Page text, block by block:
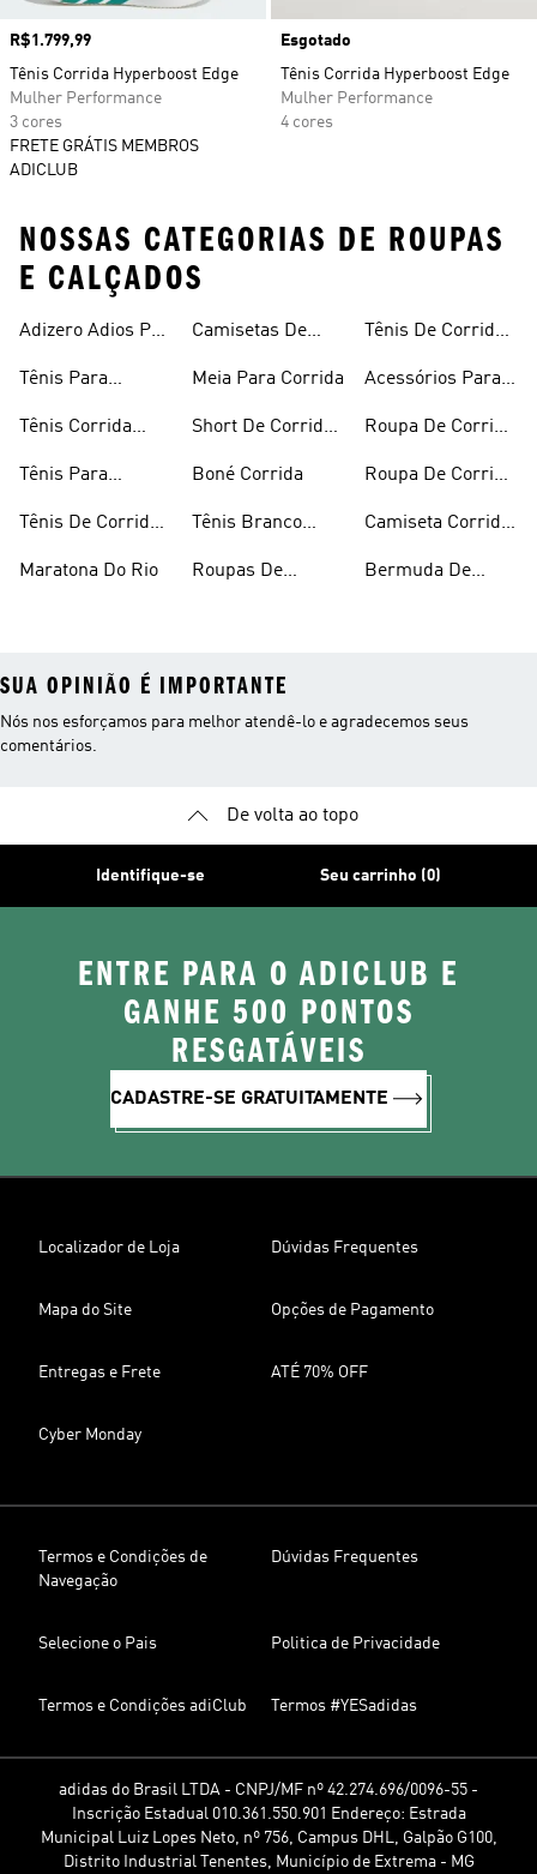
Preço
R$1.799,99
Tênis Corrida Hyperboost Edge
Mulher Performance
3 cores
FRETE GRÁTIS MEMBROS
ADICLUB
Esgotado
Tênis Corrida Hyperboost Edge
Mulher Performance
4 cores
NOSSAS CATEGORIAS DE ROUPAS
E CALÇADOS
Adizero Adios Pro
Tênis Para
Tênis Corrida
Tênis Para
Tênis De Corrida
Maratona Do Rio
Camisetas De
Meia Para Corrida
Short De Corrida
Boné Corrida
Tênis Branco
Roupas De
Tênis De Corrida
Acessórios Para
Roupa De Corrida
Roupa De Corrida
Camiseta Corrida
Bermuda De
SUA OPINIÃO É IMPORTANTE
Nós nos esforçamos para melhor atendê-lo e agradecemos seus
comentários.
De volta ao topo
Identifique-se Seu carrinho (0)
ENTRE PARA O ADICLUB E
GANHE 500 PONTOS
RESGATÁVEIS
CADASTRE-SE GRATUITAMENTE
Localizador de Loja Dúvidas Frequentes
Mapa do Site Opções de Pagamento
Entregas e Frete ATÉ 70% OFF
Cyber Monday
Termos e Condições de
Navegação
Dúvidas Frequentes
Selecione o Pais Politica de Privacidade
Termos e Condições adiClub Termos #YESadidas
adidas do Brasil LTDA - CNPJ/MF nº 42.274.696/0096-55 -
Inscrição Estadual 010.361.550.901 Endereço: Estrada
Municipal Luiz Lopes Neto, nº 756, Campus DHL, Galpão G100,
Distrito Industrial Tenentes, Município de Extrema - MG